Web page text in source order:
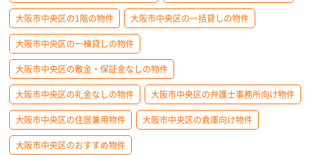
大阪市中央区の1階の物件 大阪市中央区の一括貸しの物件
大阪市中央区の一棟貸しの物件
大阪市中央区の敷金・保証金なしの物件
大阪市中央区の礼金なしの物件 大阪市中央区の弁護士事務所向け物件
大阪市中央区の住居兼用物件 大阪市中央区の倉庫向け物件
大阪市中央区のおすすめ物件